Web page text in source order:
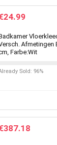
24.99
Afmetingen
Farbe:Wit
Sold: 96%
387.18